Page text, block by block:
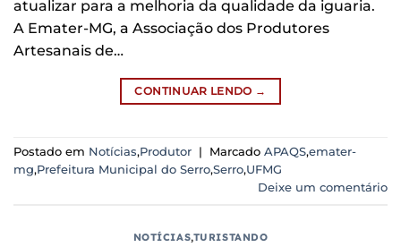
atualizar para a melhoria da qualidade da iguaria.
A Emater-MG, a Associação dos Produtores
Artesanais de…
CONTINUAR LENDO →
Postado em Notícias,Produtor | Marcado APAQS,emater-
mg,Prefeitura Municipal do Serro,Serro,UFMG
Deixe um comentário
NOTÍCIAS,TURISTANDO